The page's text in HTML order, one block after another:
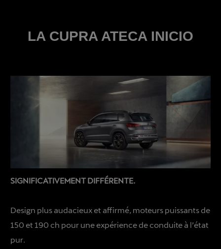
LA CUPRA ATECA INICIO
SIGNIFICATIVEMENT DIFFÉRENTE.
Design plus audacieux et affirmé, moteurs puissants de
150 et 190 ch pour une expérience de conduite à l’état
pur.